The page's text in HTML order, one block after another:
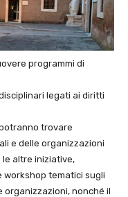
programmi di
legati ai diritti
trovare
e delle organizzazioni
altre iniziative,
workshop tematici sugli
organizzazioni, nonché il